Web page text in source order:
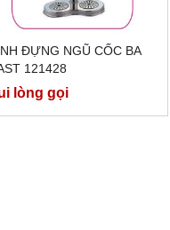
ĐỰNG NGŨ CỐC BA
121428
lòng gọi